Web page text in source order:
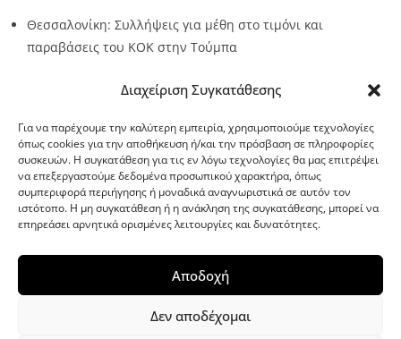
Διαχείριση Συγκατάθεσης
Για να παρέχουμε την καλύτερη εμπειρία, χρησιμοποιούμε τεχνολογίες
όπως cookies για την αποθήκευση ή/και την πρόσβαση σε πληροφορίες
συσκευών. Η συγκατάθεση για τις εν λόγω τεχνολογίες θα μας επιτρέψει
να επεξεργαστούμε δεδομένα προσωπικού χαρακτήρα, όπως
συμπεριφορά περιήγησης ή μοναδικά αναγνωριστικά σε αυτόν τον
ιστότοπο. Η μη συγκατάθεση ή η ανάκληση της συγκατάθεσης, μπορεί να
επηρεάσει αρνητικά ορισμένες λειτουργίες και δυνατότητες.
Αποδοχή
Δεν αποδέχομαι
Θεσσαλονίκη: Συλλήψεις για μέθη στο τιμόνι και
παραβάσεις του ΚΟΚ στην Τούμπα
G-point.gr